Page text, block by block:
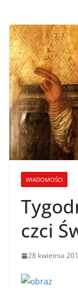
WIADOMOŚCI
czci
28 kwietnia